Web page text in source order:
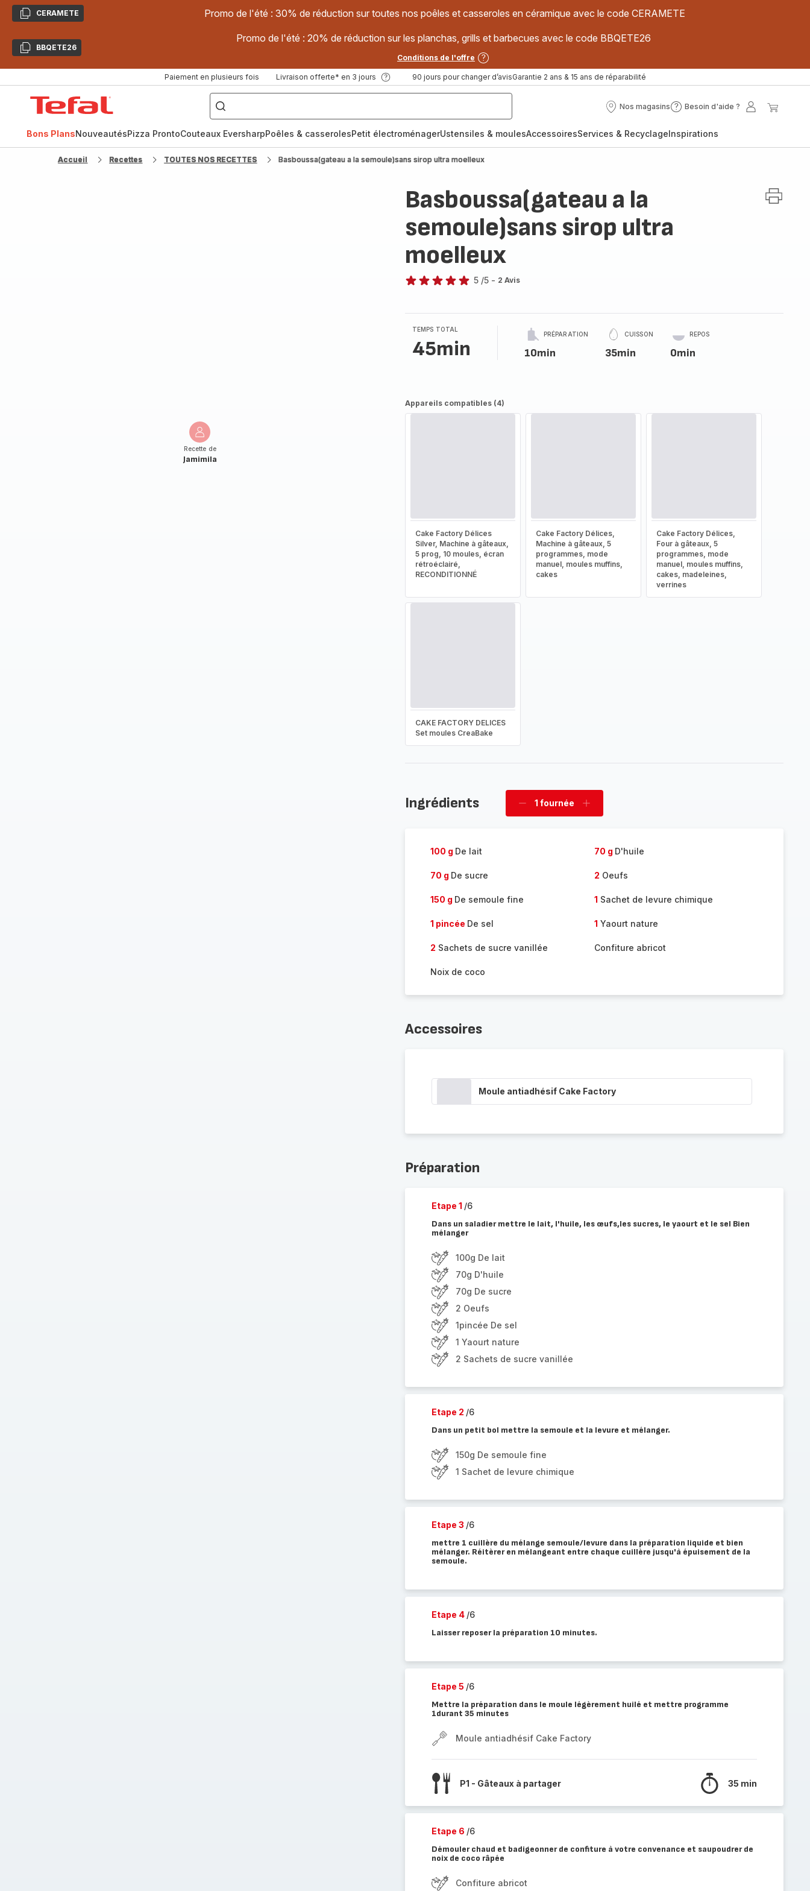
CopierCERAMETE Promo de l'été : 30% de réduction sur toutes nos poêles et casseroles en céramique avec le code CERAMETE
CopierBBQETE26
Promo de l'été : 20% de réduction sur les planchas, grills et barbecues avec le code BBQETE26
Conditions de l'offre
Paiement en plusieurs fois Livraison offerte* en 3 jours 90 jours pour changer d’avisGarantie 2 ans & 15 ans de réparabilité
["Poêles
inox,
Cake
Factory,
Nos magasins
Nos
Besoin d'aide ?
Besoin
?
Mon
Bons PlansNouveautésPizza ProntoCouteaux EversharpPoêles & casserolesPetit électroménagerUstensiles & moulesAccessoiresServices & RecyclageInspirations
Accueil Recettes TOUTES NOS RECETTES Basboussa(gateau a la semoule)sans sirop ultra moelleux
Recette de
Jamimila
Basboussa(gateau a la
semoule)sans sirop ultra
moelleux
étoiles
(moyenne)
5 /5 - 2 Avis
TEMPS TOTAL
45min
PRÉPARATION
10min
CUISSON
35min
REPOS
0min
Appareils compatibles (4)
Cake Factory Délices
Silver, Machine à gâteaux,
5 prog, 10 moules, écran
rétroéclairé,
RECONDITIONNÉ
Cake Factory Délices,
Machine à gâteaux, 5
programmes, mode
manuel, moules muffins,
cakes
Cake Factory Délices,
Four à gâteaux, 5
programmes, mode
manuel, moules muffins,
cakes, madeleines,
verrines
CAKE FACTORY DELICES
Set moules CreaBake
Ingrédients
Supprimer
1 fournée
Ajouter
100 g De lait 70 g D'huile
70 g De sucre 2 Oeufs
150 g De semoule fine 1 Sachet de levure chimique
1 pincée De sel 1 Yaourt nature
2 Sachets de sucre vanillée Confiture abricot
Noix de coco
Accessoires
Moule antiadhésif Cake Factory
Préparation
Etape 1 /6
Dans un saladier mettre le lait, l'huile, les œufs,les sucres, le yaourt et le sel Bien
mélanger
100g De lait
70g D'huile
70g De sucre
2 Oeufs
1pincée De sel
1 Yaourt nature
2 Sachets de sucre vanillée
Etape 2 /6
Dans un petit bol mettre la semoule et la levure et mélanger.
150g De semoule fine
1 Sachet de levure chimique
Etape 3 /6
mettre 1 cuillère du mélange semoule/levure dans la préparation liquide et bien
mélanger. Réitèrer en mélangeant entre chaque cuillère jusqu'à épuisement de la
semoule.
Etape 4 /6
Laisser reposer la préparation 10 minutes.
Etape 5 /6
Mettre la préparation dans le moule légèrement huilé et mettre programme
1durant 35 minutes
Moule antiadhésif Cake Factory
P1 - Gâteaux à partager 35 min
Etape 6 /6
Démouler chaud et badigeonner de confiture à votre convenance et saupoudrer de
noix de coco râpée
Confiture abricot